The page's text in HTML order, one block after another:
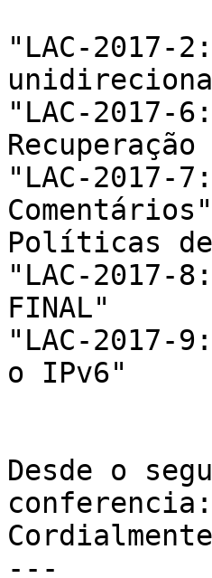
"LAC-
"LAC-2017-
"LAC-2017-
Políticas de
"LAC-2017-8:
FINAL"
"LAC-2017-
o IPv6"
Desde o
conferencia:
---